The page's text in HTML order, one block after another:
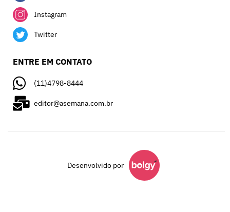
Instagram
Twitter
ENTRE EM CONTATO
(11)4798-8444
editor@asemana.com.br
Desenvolvido por